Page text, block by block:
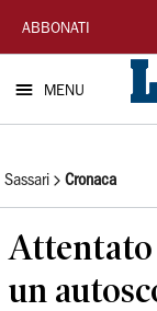
La
Nuova
Sardegna
ABBONATI
MENU
Sassari Cronaca
un